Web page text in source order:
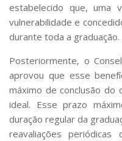
estabelecido que, uma
vulnerabilidade e
durante toda a graduação.
Posteriormente, o
aprovou que esse
máximo de conclusão
ideal. Esse prazo
duração regular da
reavaliações periódicas